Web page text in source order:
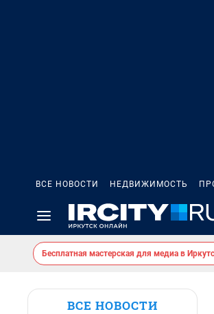
ВСЕ НОВОСТИ НЕДВИЖИМОСТЬ
Бесплатная мастерская для медиа в
ВСЕ НОВОСТИ